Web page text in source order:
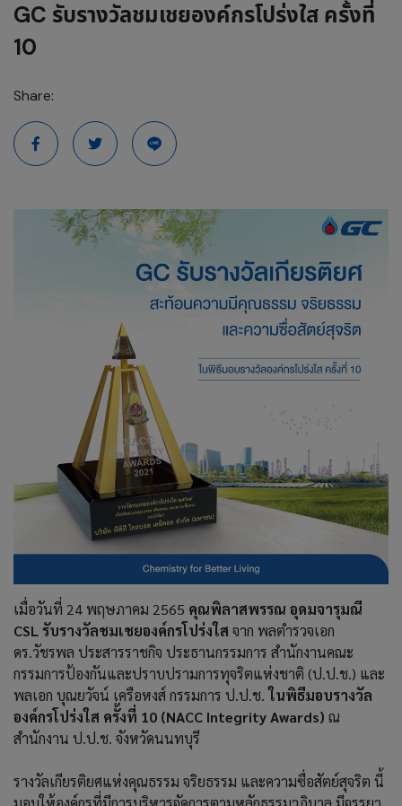
GC รับรางวัลชมเชยองค์กรโปร่งใส ครั้งที่
10
Share:
เมื่อวันที่ 24 พฤษภาคม 2565 คุณพิลาสพรรณ อุดมจารุมณี
CSL รับรางวัลชมเชยองค์กรโปร่งใส จาก พลตำรวจเอก
ดร.วัชรพล ประสารราชกิจ ประธานกรรมการ สำนักงานคณะ
กรรมการป้องกันและปราบปรามการทุจริตแห่งชาติ (ป.ป.ช.) และ
พลเอก บุณยวัจน์ เครือหงส์ กรรมการ ป.ป.ช.ในพิธีมอบรางวัล
องค์กรโปร่งใส ครั้งที่ 10 (NACC Integrity Awards) ณ
สำนักงาน ป.ป.ช. จังหวัดนนทบุรี
รางวัลเกียรติยศแห่งคุณธรรม จริยธรรม และความซื่อสัตย์สุจริต นี้